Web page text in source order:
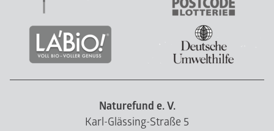
Naturefund e. V.
Karl-Glässing-Straße 5